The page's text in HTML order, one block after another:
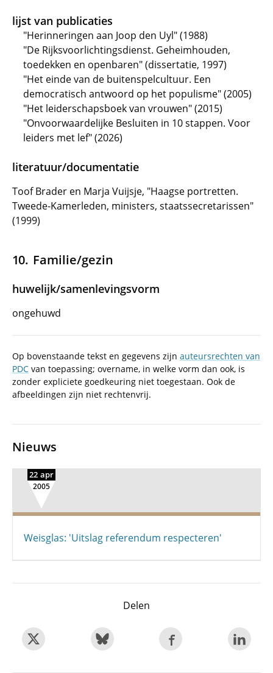
lijst van publicaties
"Herinneringen aan Joop den Uyl" (1988)
"De Rijksvoorlichtingsdienst. Geheimhouden,
toedekken en openbaren" (dissertatie, 1997)
"Het einde van de buitenspelcultuur. Een
democratisch antwoord op het populisme" (2005)
"Het leiderschapsboek van vrouwen" (2015)
"Onvoorwaardelijke Besluiten in 10 stappen. Voor
leiders met lef" (2026)
literatuur/documentatie
Toof Brader en Marja Vuijsje, "Haagse portretten.
Tweede-Kamerleden, ministers, staatssecretarissen"
(1999)
Familie/gezin
huwelijk/samenlevingsvorm
ongehuwd
Op bovenstaande tekst en gegevens zijn auteursrechten van
PDC van toepassing; overname, in welke vorm dan ook, is
zonder expliciete goedkeuring niet toegestaan. Ook de
afbeeldingen zijn niet rechtenvrij.
Nieuws
22 apr
2005
Weisglas: 'Uitslag referendum respecteren'
Delen